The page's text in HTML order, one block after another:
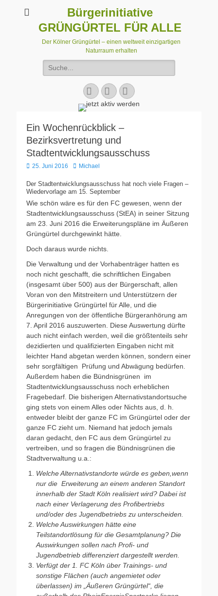
Bürgerinitiative
GRÜNGÜRTEL FÜR ALLE
Der Kölner Grüngürtel – einen weltweit einzigartigen
Naturraum erhalten
Suchen
nach:
Facebook
E-
Mail
Instagram
Ein Wochenrückblick –
Bezirksvertretung und
Stadtentwicklungsausschuss
Veröffentlicht
25. Juni 2016 AutorMichael
Der Stadtentwicklungsausschuss hat noch viele Fragen –
Wiedervorlage am 15. September
Wie schön wäre es für den FC gewesen, wenn der
Stadtentwicklungsausschuss (StEA) in seiner Sitzung
am 23. Juni 2016 die Erweiterungspläne im Äußeren
Grüngürtel durchgewinkt hätte.
Doch daraus wurde nichts.
Die Verwaltung und der Vorhabenträger hatten es
noch nicht geschafft, die schriftlichen Eingaben
(insgesamt über 500) aus der Bürgerschaft, allen
Voran von den Mitstreitern und Unterstützern der
Bürgerinitiative Grüngürtel für Alle, und die
Anregungen von der öffentliche Bürgeranhörung am
7. April 2016 auszuwerten. Diese Auswertung dürfte
auch nicht einfach werden, weil die größtenteils sehr
dezidierten und qualifizierten Eingaben nicht mit
leichter Hand abgetan werden können, sondern einer
sehr sorgfältigen Prüfung und Abwägung bedürfen.
Außerdem haben die Bündnisgrünen im
Stadtentwicklungsausschuss noch erheblichen
Fragebedarf. Die bisherigen Alternativstandortsuche
ging stets von einem Alles oder Nichts aus, d. h.
entweder bleibt der ganze FC im Grüngürtel oder der
ganze FC zieht um. Niemand hat jedoch jemals
daran gedacht, den FC aus dem Grüngürtel zu
vertreiben, und so fragen die Bündnisgrünen die
Stadtverwaltung u.a.:
Welche Alternativstandorte würde es geben,wenn
nur die Erweiterung an einem anderen Standort
innerhalb der Stadt Köln realisiert wird? Dabei ist
nach einer Verlagerung des Profibertriebs
und/oder des Jugendbetriebs zu unterscheiden.
Welche Auswirkungen hätte eine
Teilstandortlösung für die Gesamtplanung? Die
Auswirkungen sollen nach Profi- und
Jugendbetrieb differenziert dargestellt werden.
Verfügt der 1. FC Köln über Trainings- und
sonstige Flächen (auch angemietet oder
überlassen) im „Äußeren Grüngürtel“, die